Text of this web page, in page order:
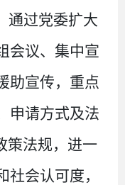
通过党委扩大
会议、集中宣
助宣传，重点
申请方式及法
策法规，进一
会认可度，